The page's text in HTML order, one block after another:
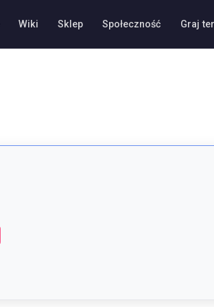
Wiki Sklep Społeczność Graj